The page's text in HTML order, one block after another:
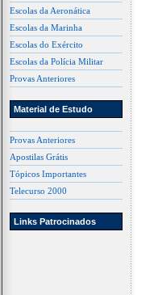
Escolas da Aeronática
Escolas da Marinha
Escolas do Exército
Escolas da Polícia Militar
Provas Anteriores
Material de Estudo
Provas Anteriores
Apostilas Grátis
Tópicos Importantes
Telecurso 2000
Links Patrocinados